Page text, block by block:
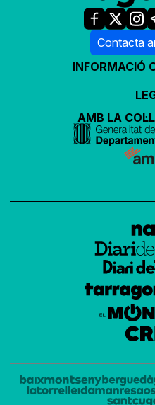
Contacta
INFORMACIÓ
AMB LA